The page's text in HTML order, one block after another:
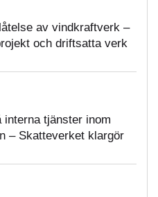
av vindkraftverk –
och driftsatta verk
interna tjänster inom
– Skatteverket klargör